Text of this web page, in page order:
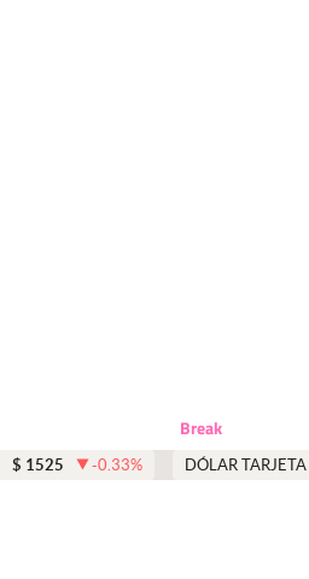
Break
$ 1525 -0.33% DÓLAR TARJETA